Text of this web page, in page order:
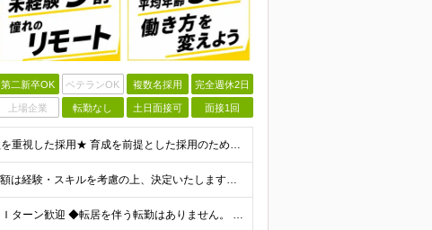
第二新卒OK ベテランOK 複数名採用 完全週休2日
上場企業 転勤なし 土日面接可 面接1回
＼未経験スタートを応援します！／ ★人柄・意欲を重視した採用★ 育成を前提とした採用のため、 「PCに触ったことがほとんどない…」という方の挑戦も歓迎！ ＜例えば…＞ ●やりたいことはあるけど、ス
月給30万円～70万円+インセンティブ賞与 ※月給額は経験・スキルを考慮の上、決定いたします。 【インセンティブについて】 自社サービスを提案し、サービス化した場合、一部の利益をインセンティブとして
＼リモートワーク・フルリモートあり！／ ◆Ｕ・Ｉターン歓迎 ◆転居を伴う転勤はありません。 ◆配属先はお住まいや希望を考慮し決定します。 ◆マイカー通勤OK（駐車場あり／プロジェクトによる） 【本